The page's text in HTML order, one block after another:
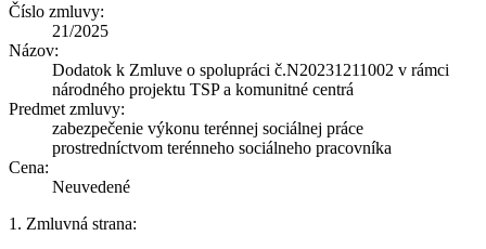
Číslo zmluvy:
21/2025
Názov:
Dodatok k Zmluve o spolupráci č.N20231211002 v rámci
národného projektu TSP a komunitné centrá
Predmet zmluvy:
zabezpečenie výkonu terénnej sociálnej práce
prostredníctvom terénneho sociálneho pracovníka
Cena:
Neuvedené
1. Zmluvná strana: